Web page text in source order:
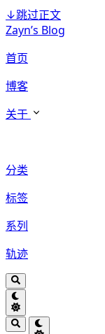
↓跳过正文
Zayn’s Blog
首页
博客
关于
分类
标签
系列
轨迹